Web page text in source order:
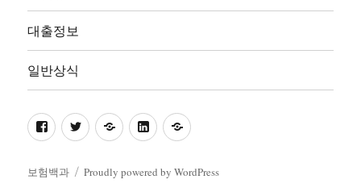
대출정보
일반상식
facebooktwitterpinterestlinkedinnaver
보험백과 Proudly powered by WordPress